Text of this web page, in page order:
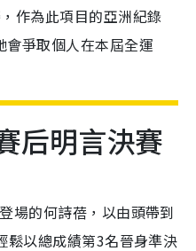
作為此項目的亞洲紀錄
爭取個人在本屆全運
后明言決賽
場的何詩蓓，以由頭帶到
鬆以總成績第3名晉身準決